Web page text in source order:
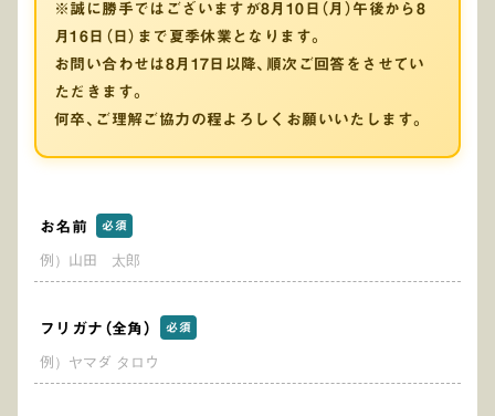
※誠に勝手ではございますが8月10日（月）午後から8
月16日（日）まで夏季休業となります。
お問い合わせは8月17日以降、順次ご回答をさせてい
ただきます。
何卒、ご理解ご協力の程よろしくお願いいたします。
お名前 必須
フリガナ（全角） 必須